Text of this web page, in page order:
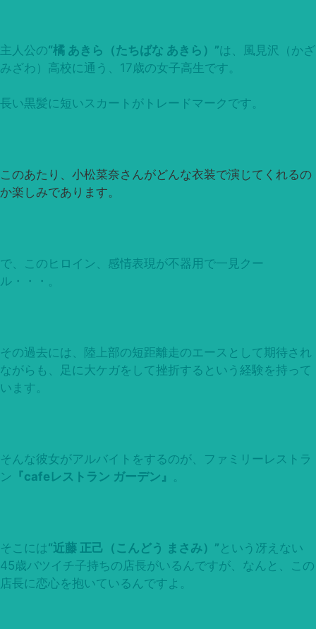
主人公の“橘 あきら（たちばな あきら）”は、風見沢（かざ
みざわ）高校に通う、17歳の女子高生です。
長い黒髪に短いスカートがトレードマークです。
このあたり、小松菜奈さんがどんな衣装で演じてくれるの
か楽しみであります。
で、このヒロイン、感情表現が不器用で一見クー
ル・・・。
その過去には、陸上部の短距離走のエースとして期待され
ながらも、足に大ケガをして挫折するという経験を持って
います。
そんな彼女がアルバイトをするのが、ファミリーレストラ
ン 『cafeレストラン ガーデン』 。
そこには“近藤 正己（こんどう まさみ）” という冴えない
45歳バツイチ子持ちの店長がいるんですが、なんと、この
店長に恋心を抱いているんですよ。